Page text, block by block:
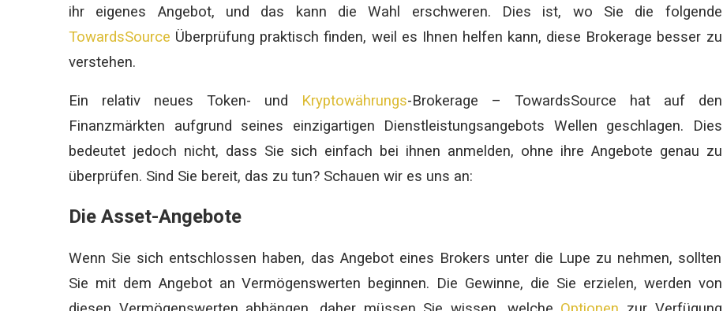
ihr eigenes Angebot, und das kann die Wahl erschweren. Dies ist, wo Sie die folgende
TowardsSource Überprüfung praktisch finden, weil es Ihnen helfen kann, diese Brokerage besser zu
verstehen.
Ein relativ neues Token- und Kryptowährungs-Brokerage – TowardsSource hat auf den
Finanzmärkten aufgrund seines einzigartigen Dienstleistungsangebots Wellen geschlagen. Dies
bedeutet jedoch nicht, dass Sie sich einfach bei ihnen anmelden, ohne ihre Angebote genau zu
überprüfen. Sind Sie bereit, das zu tun? Schauen wir es uns an:
Die Asset-Angebote
Wenn Sie sich entschlossen haben, das Angebot eines Brokers unter die Lupe zu nehmen, sollten
Sie mit dem Angebot an Vermögenswerten beginnen. Die Gewinne, die Sie erzielen, werden von